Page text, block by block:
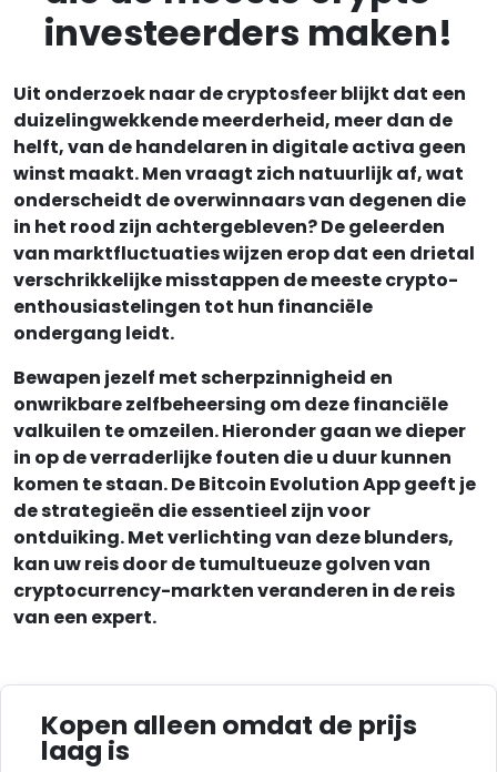
investeerders maken!
Uit onderzoek naar de cryptosfeer blijkt dat een
duizelingwekkende meerderheid, meer dan de
helft, van de handelaren in digitale activa geen
winst maakt. Men vraagt zich natuurlijk af, wat
onderscheidt de overwinnaars van degenen die
in het rood zijn achtergebleven? De geleerden
van marktfluctuaties wijzen erop dat een drietal
verschrikkelijke misstappen de meeste crypto-
enthousiastelingen tot hun financiële
ondergang leidt.
Bewapen jezelf met scherpzinnigheid en
onwrikbare zelfbeheersing om deze financiële
valkuilen te omzeilen. Hieronder gaan we dieper
in op de verraderlijke fouten die u duur kunnen
komen te staan. De Bitcoin Evolution App geeft je
de strategieën die essentieel zijn voor
ontduiking. Met verlichting van deze blunders,
kan uw reis door de tumultueuze golven van
cryptocurrency-markten veranderen in de reis
van een expert.
Kopen alleen omdat de prijs
laag is